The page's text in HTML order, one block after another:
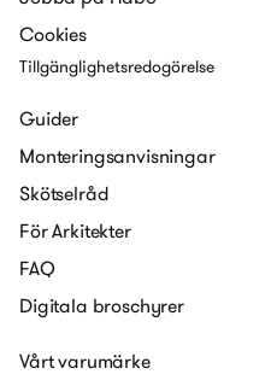
Cookies
Tillgänglighetsredogörelse
Guider
Monteringsanvisningar
Skötselråd
För Arkitekter
FAQ
Digitala broschyrer
Vårt varumärke